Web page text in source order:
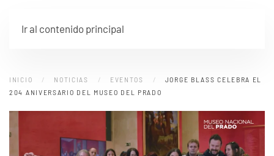
Ir al contenido principal
INICIO NOTICIAS EVENTOS
JORGE BLASS CELEBRA EL
204 ANIVERSARIO DEL MUSEO DEL PRADO